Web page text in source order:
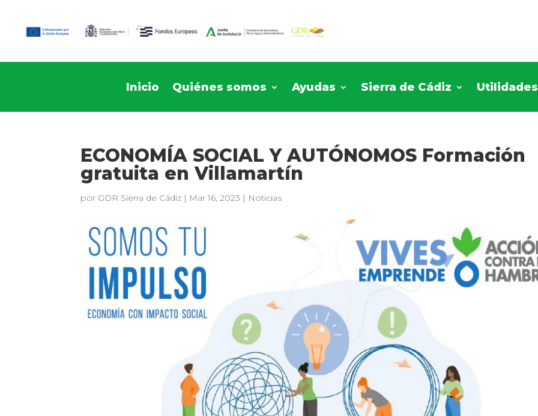
Inicio Quiénes somos Ayudas Sierra de Cádiz Utilidades
ECONOMÍA SOCIAL Y AUTÓNOMOS Formación
gratuita en Villamartín
por GDR Sierra de Cádiz | Mar 16, 2023 | Noticias